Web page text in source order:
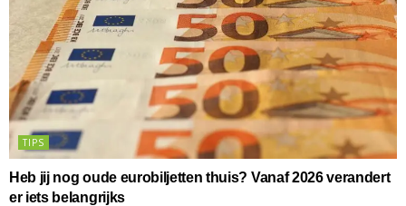
TIPS
Heb jij nog oude eurobiljetten thuis? Vanaf 2026 verandert
er iets belangrijks